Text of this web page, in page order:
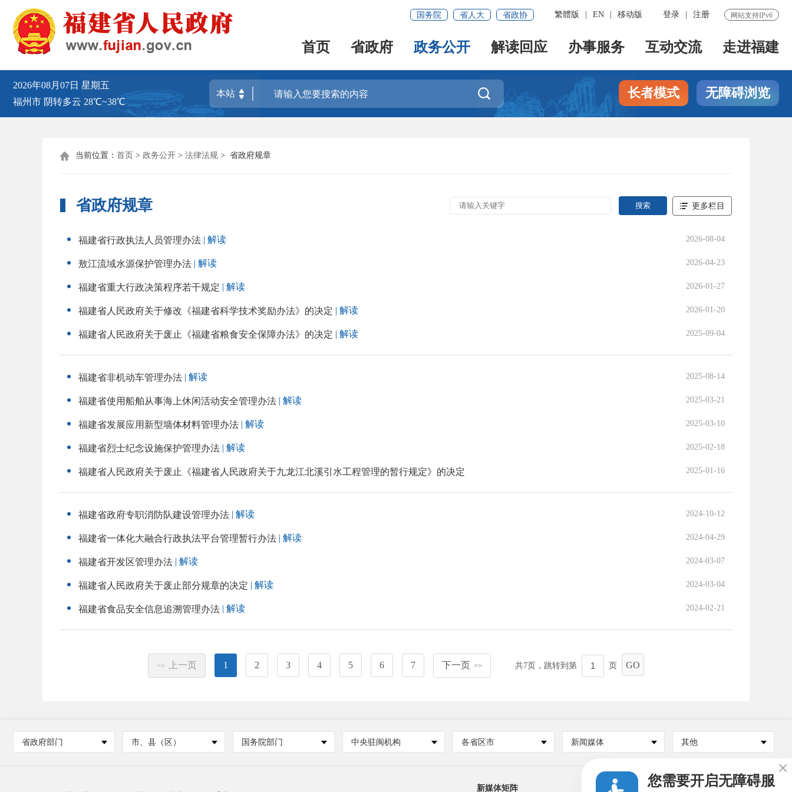
网站支持IPv6
登录 注册
繁體版 EN 移动版
国务院 省人大 省政协
首页 省政府 政务公开 解读回应 办事服务 互动交流 走进福建
2026年08月07日 星期五
福州市 阴转多云 28℃~38℃
 长者模式 无障碍浏览
 当前位置： 首页 > 政务公开 > 法律法规 > 省政府规章
省政府规章 更多栏目
2026-08-04
福建省行政执法人员管理办法 | 解读
2026-04-23
敖江流域水源保护管理办法 | 解读
2026-01-27
福建省重大行政决策程序若干规定 | 解读
2026-01-20
福建省人民政府关于修改《福建省科学技术奖励办法》的决定 | 解读
2025-09-04
福建省人民政府关于废止《福建省粮食安全保障办法》的决定 | 解读
2025-08-14
福建省非机动车管理办法 | 解读
2025-03-21
福建省使用船舶从事海上休闲活动安全管理办法 | 解读
2025-03-10
福建省发展应用新型墙体材料管理办法 | 解读
2025-02-18
福建省烈士纪念设施保护管理办法 | 解读
2025-01-16
福建省人民政府关于废止《福建省人民政府关于九龙江北溪引水工程管理的暂行规定》的决定
2024-10-12
福建省政府专职消防队建设管理办法 | 解读
2024-04-29
福建省一体化大融合行政执法平台管理暂行办法 | 解读
2024-03-07
福建省开发区管理办法 | 解读
2024-03-04
福建省人民政府关于废止部分规章的决定 | 解读
2024-02-21
福建省食品安全信息追溯管理办法 | 解读
<< 上一页 1 2 3 4 5 6 7 下一页 >> 共7页，跳转到第 页 GO
省政府部门 市、县（区） 国务院部门 中央驻闽机构 各省区市 新闻媒体 其他
新媒体矩阵
您需要开启无障碍服
